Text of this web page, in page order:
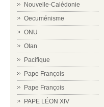
Nouvelle-Calédonie
Oecuménisme
ONU
Otan
Pacifique
Pape François
Pape François
PAPE LÉON XIV